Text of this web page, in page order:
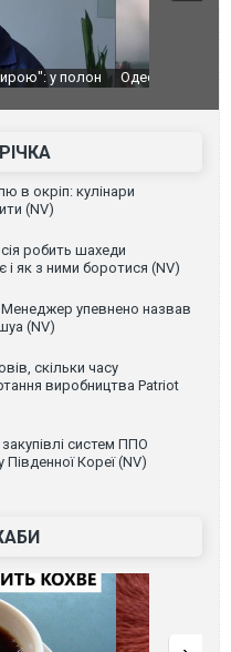
з градом та
Вже
в окріп: кулінари
(NV)
робить шахеди
як з ними боротися (NV)
Менеджер упевнено назвав
(NV)
скільки часу
виробництва Patriot
систем ППО
Кореї (NV)